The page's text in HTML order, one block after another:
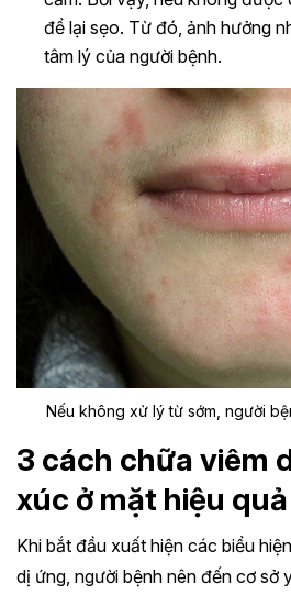
để lại sẹo. Từ đó, ảnh hưởng
tâm lý của người bệnh.
Nếu không xử lý từ sớm, người
3 cách chữa viêm
xúc ở mặt hiệu quả
Khi bắt đầu xuất hiện các biểu
dị ứng, người bệnh nên đến cơ sở